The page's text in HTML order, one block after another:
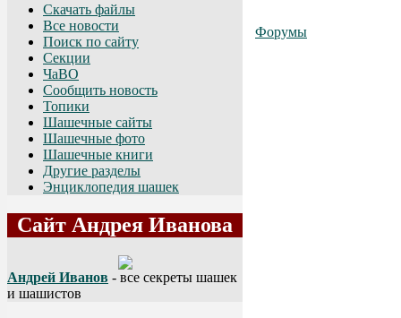
Скачать файлы
Все новости
Поиск по сайту
Секции
ЧаВО
Сообщить новость
Топики
Шашечные сайты
Шашечные фото
Шашечные книги
Другие разделы
Энциклопедия шашек
Сайт Андрея Иванова
Андрей Иванов - все секреты шашек
и шашистов
Форумы